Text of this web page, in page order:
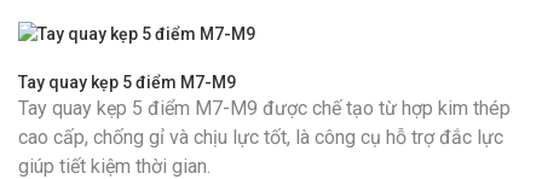
Tay quay kẹp 5 điểm M7-M9
Tay quay kẹp 5 điểm M7-M9 được chế tạo từ hợp kim thép
cao cấp, chống gỉ và chịu lực tốt, là công cụ hỗ trợ đắc lực
giúp tiết kiệm thời gian.